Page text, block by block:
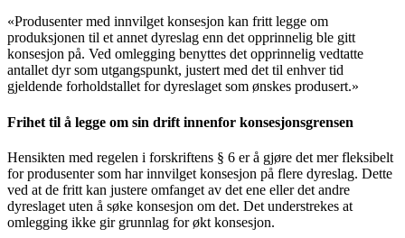
«Produsenter med innvilget konsesjon kan fritt legge om
produksjonen til et annet dyreslag enn det opprinnelig ble gitt
konsesjon på. Ved omlegging benyttes det opprinnelig vedtatte
antallet dyr som utgangspunkt, justert med det til enhver tid
gjeldende forholdstallet for dyreslaget som ønskes produsert.»
Frihet til å legge om sin drift innenfor konsesjonsgrensen
Hensikten med regelen i forskriftens § 6 er å gjøre det mer fleksibelt
for produsenter som har innvilget konsesjon på flere dyreslag. Dette
ved at de fritt kan justere omfanget av det ene eller det andre
dyreslaget uten å søke konsesjon om det. Det understrekes at
omlegging ikke gir grunnlag for økt konsesjon.